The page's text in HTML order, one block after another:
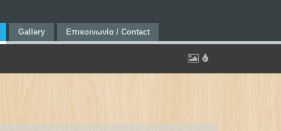
Gallery Επικοινωνία / Contact